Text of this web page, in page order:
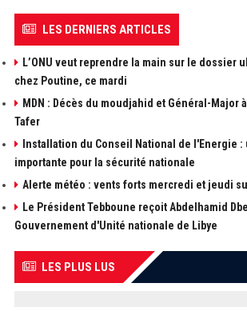
LES DERNIERS ARTICLES
L’ONU veut reprendre la main sur le dossier
chez Poutine, ce mardi
MDN : Décès du moudjahid et Général-Major
Tafer
Installation du Conseil National de l'Energie
importante pour la sécurité nationale
Alerte météo : vents forts mercredi et jeudi
Le Président Tebboune reçoit Abdelhamid
Gouvernement d'Unité nationale de Libye
LES PLUS LUS